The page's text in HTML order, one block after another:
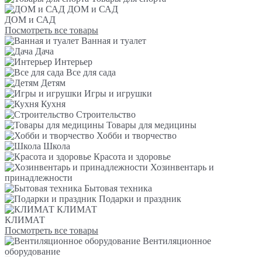
ДОМ и САД
ДОМ и САД
Посмотреть все товары
Ванная и туалет
Дача
Интерьер
Все для сада
Детям
Игры и игрушки
Кухня
Строительство
Товары для медицины
Хобби и творчество
Школа
Красота и здоровье
Хозинвентарь и
принадлежности
Бытовая техника
Подарки и праздник
КЛИМАТ
КЛИМАТ
Посмотреть все товары
Вентиляционное
оборудование